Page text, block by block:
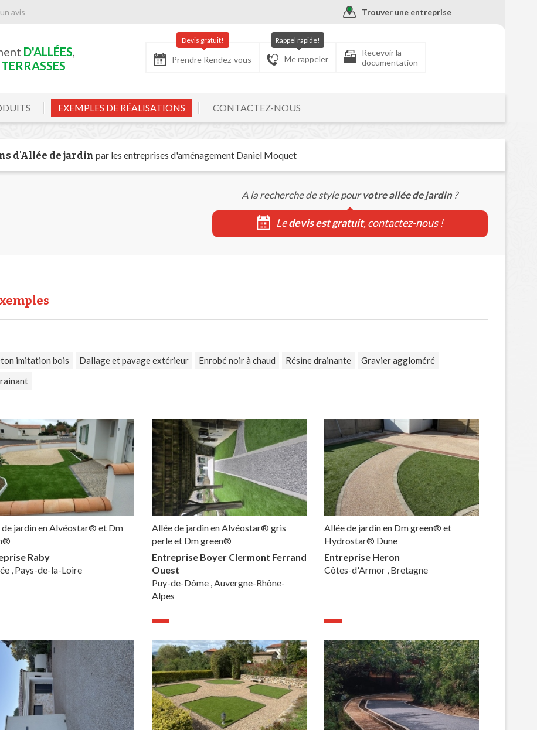
Trouver une entreprise
avis
D'ALLÉES,
TERRASSES Prendre Rendez-vous
Devis gratuit!
Me rappeler
Rappel rapide!
Recevoir la
documentation
EXEMPLES DE RÉALISATIONS CONTACTEZ-NOUS
d'Allée de jardin par les entreprises d'aménagement Daniel Moquet
A la recherche de style pourvotre allée de jardin?
Ledevis est gratuit, contactez-nous !
imitation bois Dallage et pavage extérieur Enrobé noir à chaud Résine drainante
Gravier aggloméré
de jardin en Alvéostar® et Dm
Raby
, Pays-de-la-Loire
Allée de jardin en Alvéostar® gris
perle et Dm green®
Entreprise Boyer Clermont Ferrand
Ouest
Puy-de-Dôme , Auvergne-Rhône-
Alpes
Allée de jardin en Dm green® et
Hydrostar® Dune
Entreprise Heron
Côtes-d'Armor , Bretagne